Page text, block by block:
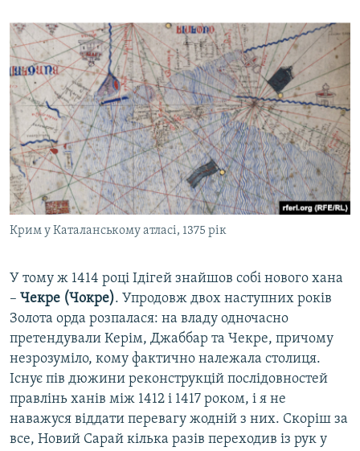
Крим у Каталанському атласі, 1375 рік
У тому ж 1414 році Ідігей знайшов собі нового хана
– Чекре (Чокре). Упродовж двох наступних років
Золота орда розпалася: на владу одночасно
претендували Керім, Джаббар та Чекре, причому
незрозуміло, кому фактично належала столиця.
Існує пів дюжини реконструкцій послідовностей
правлінь ханів між 1412 і 1417 роком, і я не
наважуся віддати перевагу жодній з них. Скоріш за
все, Новий Сарай кілька разів переходив із рук у